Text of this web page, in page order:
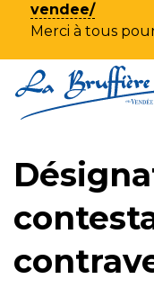
vendee/
Merci à tous
au
contenu
au